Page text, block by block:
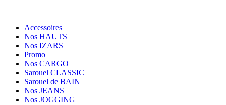
Accessoires
Nos HAUTS
Nos IZARS
Promo
Nos CARGO
Sarouel CLASSIC
Sarouel de BAIN
Nos JEANS
Nos JOGGING